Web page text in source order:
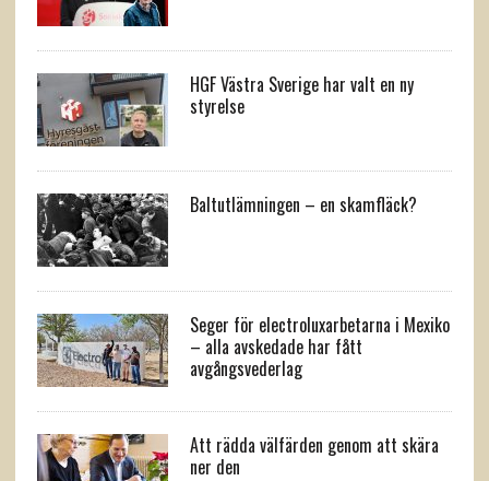
HGF Västra Sverige har valt en ny
styrelse
Baltutlämningen – en skamfläck?
Seger för electroluxarbetarna i Mexiko
– alla avskedade har fått
avgångsvederlag
Att rädda välfärden genom att skära
ner den